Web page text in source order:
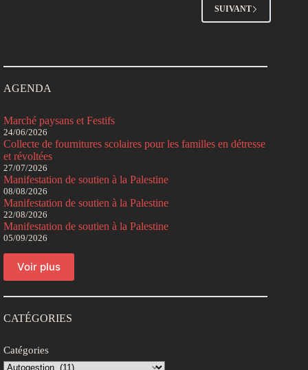
SUIVANT
AGENDA
Manifestation de soutien à la Palestine
05/09/2026
Manifestation de soutien à la Palestine
22/08/2026
Manifestation de soutien à la Palestine
08/08/2026
Collecte de fournitures scolaires pour les familles en détresse
et révoltées
27/07/2026
Marché paysans et Festifs
24/06/2026
Voir plus
CATÉGORIES
Catégories